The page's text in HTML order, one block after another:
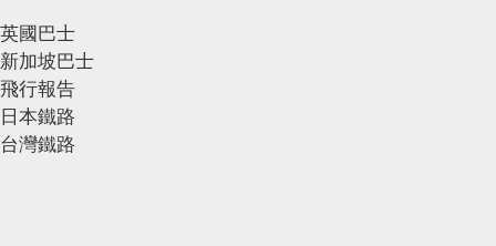
英國巴士
新加坡巴士
飛行報告
日本鐵路
台灣鐵路